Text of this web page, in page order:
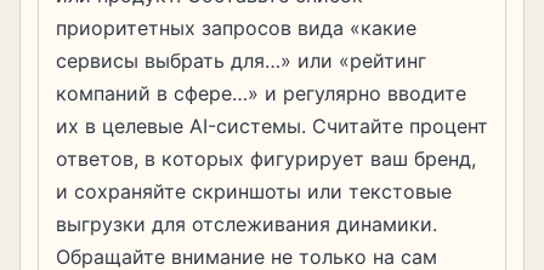
приоритетных запросов вида «какие
сервисы выбрать для…» или «рейтинг
компаний в сфере…» и регулярно вводите
их в целевые AI-системы. Считайте процент
ответов, в которых фигурирует ваш бренд,
и сохраняйте скриншоты или текстовые
выгрузки для отслеживания динамики.
Обращайте внимание не только на сам